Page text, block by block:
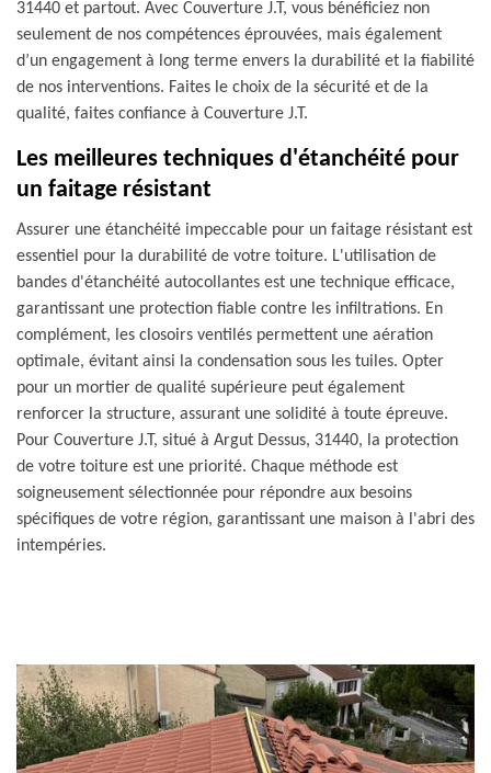
31440 et partout. Avec Couverture J.T, vous bénéficiez non
seulement de nos compétences éprouvées, mais également
d’un engagement à long terme envers la durabilité et la fiabilité
de nos interventions. Faites le choix de la sécurité et de la
qualité, faites confiance à Couverture J.T.
Les meilleures techniques d'étanchéité pour
un faitage résistant
Assurer une étanchéité impeccable pour un faitage résistant est
essentiel pour la durabilité de votre toiture. L'utilisation de
bandes d'étanchéité autocollantes est une technique efficace,
garantissant une protection fiable contre les infiltrations. En
complément, les closoirs ventilés permettent une aération
optimale, évitant ainsi la condensation sous les tuiles. Opter
pour un mortier de qualité supérieure peut également
renforcer la structure, assurant une solidité à toute épreuve.
Pour Couverture J.T, situé à Argut Dessus, 31440, la protection
de votre toiture est une priorité. Chaque méthode est
soigneusement sélectionnée pour répondre aux besoins
spécifiques de votre région, garantissant une maison à l'abri des
intempéries.